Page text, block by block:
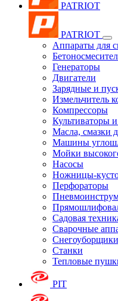
PATRIOT
PATRIOT
Аппараты для
Генераторы
Двигатели
Зарядные и
Измельчитель
Компрессоры
Культиваторы
Масла, смазки
Машины
Мойки
Насосы
Ножницы-
Перфораторы
Садовая
Сварочные
Снегоуборщики
Станки
Тепловые
PIT